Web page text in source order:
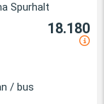
Spurhalt
18.180
/ bus